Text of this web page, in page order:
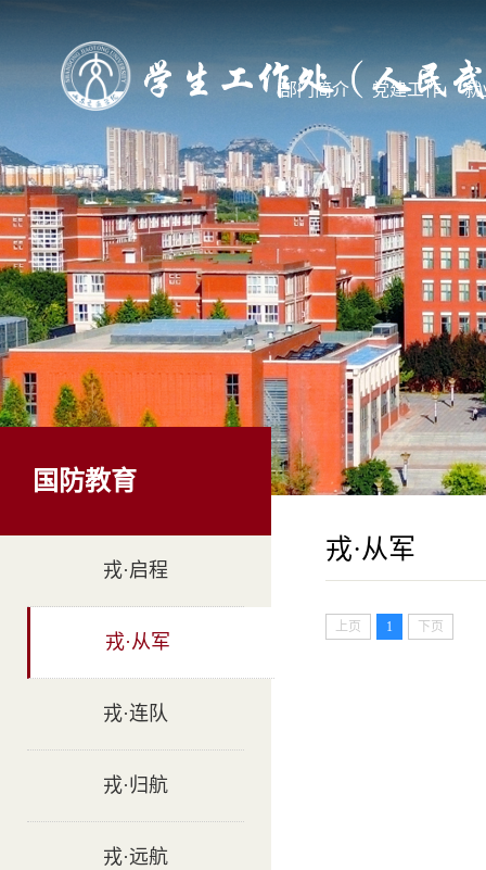
部门简介 党建工作 就
国防教育
戎·启程
戎·从军
戎·连队
戎·归航
戎·远航
戎·从军
上页 1 下页